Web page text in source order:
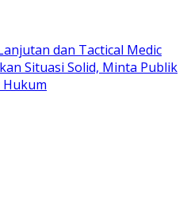
dan Tactical Medic
Situasi Solid, Minta Publik